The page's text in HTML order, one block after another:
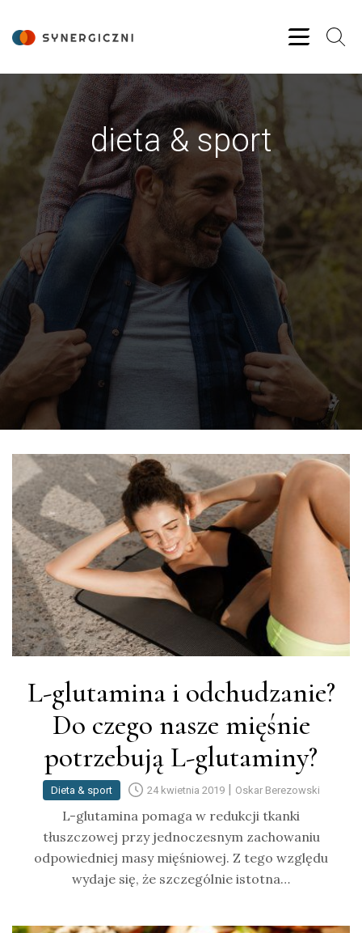
dieta & sport
L-glutamina i odchudzanie?
Do czego nasze mięśnie
potrzebują L-glutaminy?
Dieta & sport 24 kwietnia 2019| Oskar Berezowski
L-glutamina pomaga w redukcji tkanki
tłuszczowej przy jednoczesnym zachowaniu
odpowiedniej masy mięśniowej. Z tego względu
wydaje się, że szczególnie istotna…